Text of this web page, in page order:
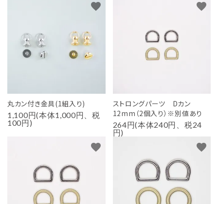
丸カン付き金具(1組入り)
1,100円(本体1,000円、税
100円)
favorite
ストロングパーツ Dカン
12mm（2個入り）※別値あり
264円(本体240円、税24
円)
favorite
favorite favorite